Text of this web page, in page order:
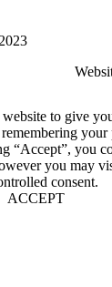
to give
your
“Accept”, you
you may
consent.
ACCEPT